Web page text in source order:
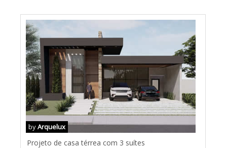
byArquelux
Projeto de casa térrea com 3 suítes